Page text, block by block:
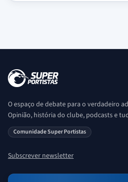
O espaço de debate para o verdadeiro
Opinião, história do clube, podcasts e
saber sobre o universo Porto. Ser Porto é
Comunidade Super Portistas
Subscrever newsletter